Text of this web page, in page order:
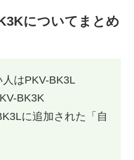
についてまとめ
はPKV-BK3L
BK3K
に追加された「自